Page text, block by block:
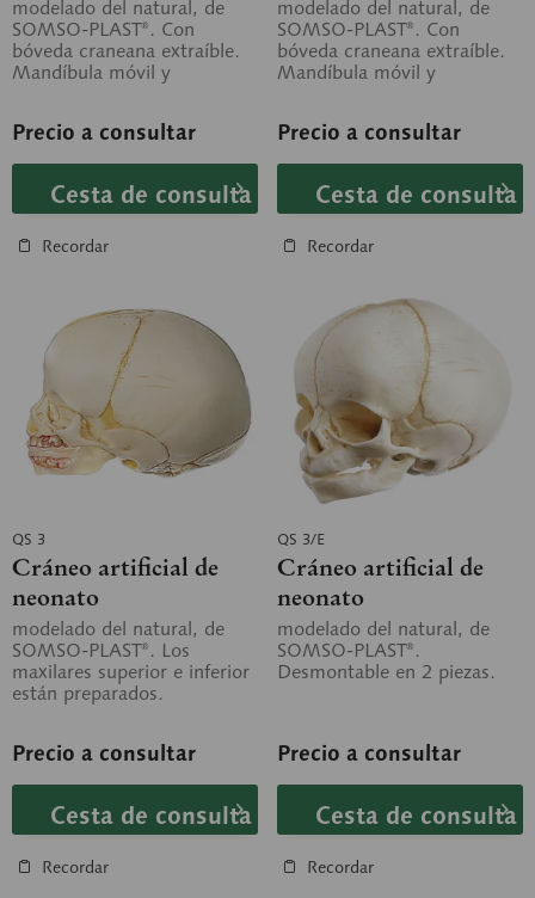
modelado del natural, de
SOMSO-PLAST®. Con
bóveda craneana extraíble.
Mandíbula móvil y
Precio a consultar
Cesta de consulta
Recordar
modelado del natural, de
SOMSO-PLAST®. Con
bóveda craneana extraíble.
Mandíbula móvil y
Precio a consultar
Cesta de consulta
Recordar
QS 3
Cráneo artificial de
neonato
modelado del natural, de
SOMSO-PLAST®. Los
maxilares superior e inferior
están preparados.
Precio a consultar
Cesta de consulta
Recordar
QS 3/E
Cráneo artificial de
neonato
modelado del natural, de
SOMSO-PLAST®.
Desmontable en 2 piezas.
Precio a consultar
Cesta de consulta
Recordar